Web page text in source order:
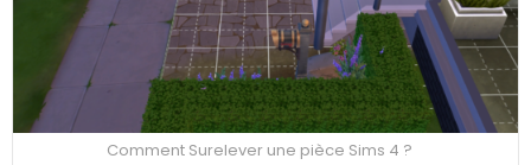
Comment Surelever une pièce Sims 4 ?